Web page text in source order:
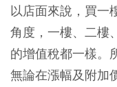
以店面來說，買一
角度，一樓、二樓
的增值稅都一樣。
無論在漲幅及附加